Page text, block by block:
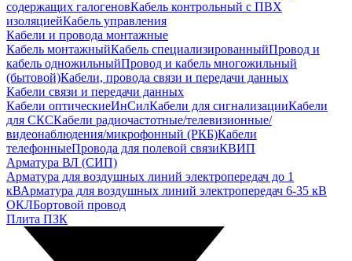
содержащих галогеновКабель контрольный с ПВХ
изоляциейКабель управления
Кабели и провода монтажные
Кабель монтажныйКабель специализированныйПровод и
кабель одножильныйПровод и кабель многожильный
(бытовой)Кабели, провода связи и передачи данных
Кабели связи и передачи данных
Кабели оптическиеИнСилКабели для сигнализацииКабели
для СКСКабели радиочастотные/телевизионные/
видеонаблюдения/микрофонный (РКБ)Кабели
телефонныеПровода для полевой связиКВИП
Арматура ВЛ (СИП)
Арматура для воздушных линий электропередач до 1
кВАрматура для воздушных линий электропередач 6-35 кВ
ОКЛБортовой провод
Плита ПЗК